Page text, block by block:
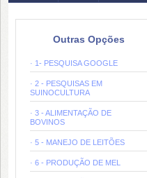
Outras Opções
· 1- PESQUISA GOOGLE
· 2 - PESQUISAS EM
SUINOCULTURA
· 3 - ALIMENTAÇÃO DE
BOVINOS
· 5 - MANEJO DE LEITÕES
· 6 - PRODUÇÃO DE MEL